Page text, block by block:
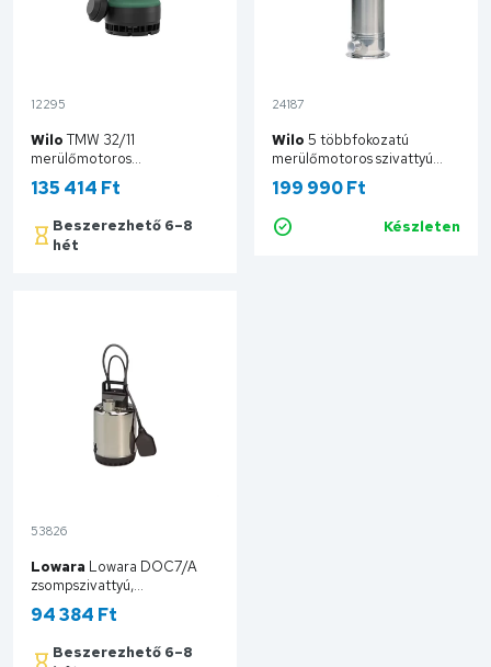
12295
WiloTMW 32/11
merülőmotoros
szennyezettvíz szivattyú
4048414
135 414 Ft
Beszerezhető 6–8
hét
24187
Wilo 5 többfokozatú
merülőmotoros szivattyú
nemesacélból 4104128
199 990 Ft
Készleten
Kosárba
53826
Lowara Lowara DOC7/A
zsompszivattyú,
94 384 Ft
Beszerezhető 6–8